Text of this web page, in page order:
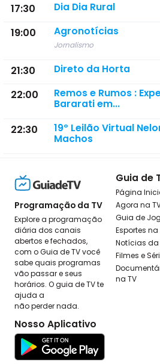
17:30 Dia Dia Rural
19:00 Agronotícias
Jornalismo
21:30 Direto da Horta
22:00
Remos e Rumos :
Bararati em...
22:30
19º Leilão Virtual
Machos
Programação da TV
Explore a programação
diária dos canais
abertos e fechados,
com o Guia de TV você
sabe quais programas
vão passar e seus
horários. O guia de TV te
ajuda a
não perder nada.
Nosso Aplicativo
Guia de
Página
Agora na
Guia de
Esportes na
Notícias da
Filmes e
na TV